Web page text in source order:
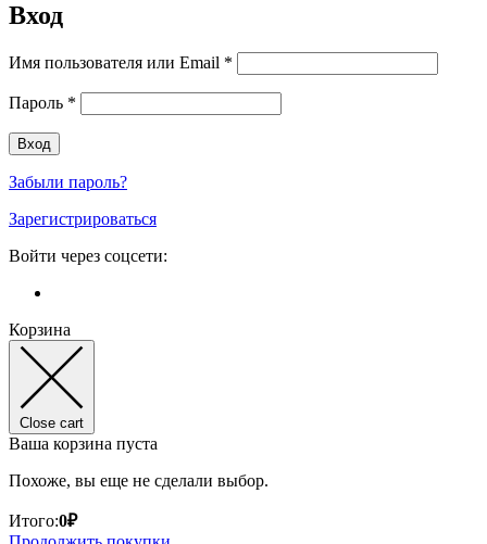
Вход
Имя пользователя или Email *
Пароль *
Забыли пароль?
Зарегистрироваться
Войти через соцсети:
Корзина
Close cart
Ваша корзина пуста
Похоже, вы еще не сделали выбор.
Итого:0₽